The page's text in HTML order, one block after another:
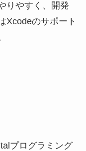
りやすく、開発
Xcodeのサポート
プログラミング